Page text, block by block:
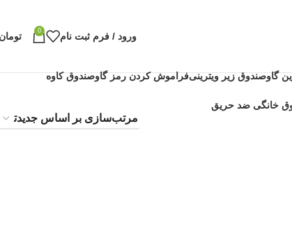
ورود / فرم ثبت نام 0
گاوصندوق زیر ویترینیفراموش کردن رمز گاوصندوق کاوه